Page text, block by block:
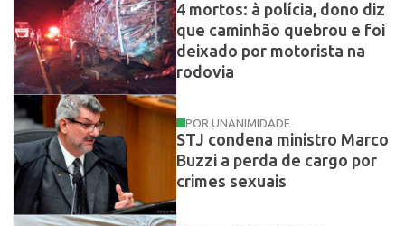
4 mortos: à polícia, dono diz
que caminhão quebrou e foi
deixado por motorista na
rodovia
POR UNANIMIDADE
STJ condena ministro Marco
Buzzi a perda de cargo por
crimes sexuais